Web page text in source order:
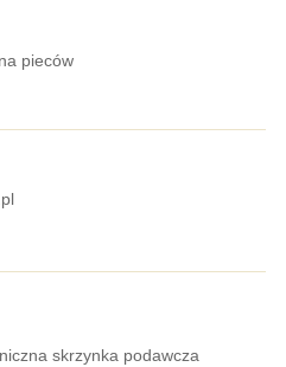
pieców
skrzynka podawcza